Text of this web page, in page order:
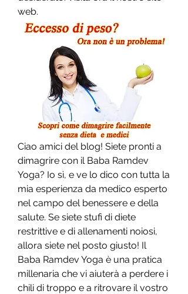
web.
Ciao amici del blog! Siete pronti a
dimagrire con il Baba Ramdev
Yoga? Io sì, e ve lo dico con tutta la
mia esperienza da medico esperto
nel campo del benessere e della
salute. Se siete stufi di diete
restrittive e di allenamenti noiosi,
allora siete nel posto giusto! Il
Baba Ramdev Yoga è una pratica
millenaria che vi aiuterà a perdere i
chili di troppo e a ritrovare il vostro